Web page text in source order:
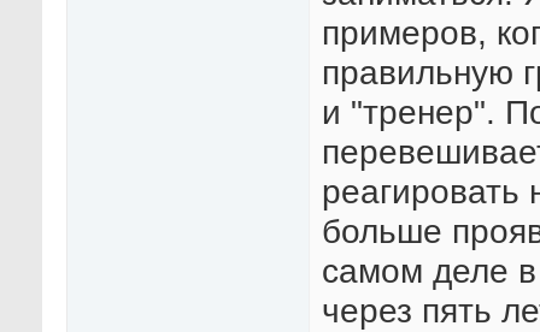
примеров,
правильную
и "тренер".
реагировать
больше
самом деле
через пять